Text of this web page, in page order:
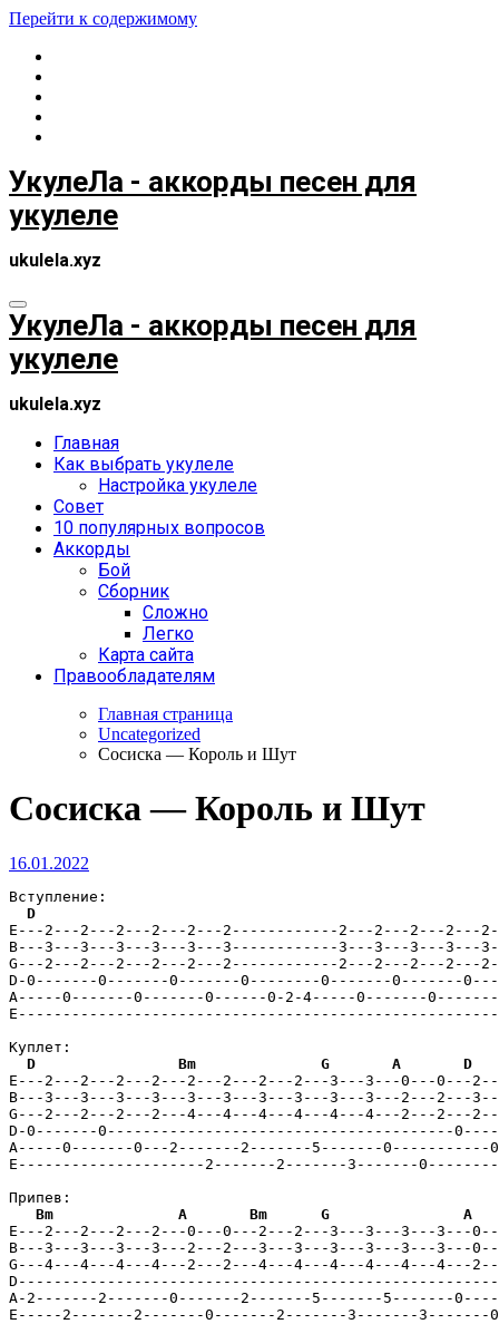
Перейти к содержимому
УкулеЛа - аккорды песен для
укулеле
ukulela.xyz
УкулеЛа - аккорды песен для
укулеле
ukulela.xyz
Главная
Как выбрать укулеле
Настройка укулеле
Совет
10 популярных вопросов
Аккорды
Бой
Сборник
Сложно
Легко
Карта сайта
Правообладателям
Главная страница
Uncategorized
Сосиска — Король и Шут
Сосиска — Король и Шут
16.01.2022
Вступление:
D
E---2---2---2---2---2---
B---3---3---3---3---3---
G---2---2---2---2---2---
D-0-------0-------0-------
A-----0-------0-------
Куплет:
D
Bm G A
D
E---2---2---2---2---2---
B---3---3---3---3---3---
G---2---2---2---2---4---4---4---4---4---
D-0-------
A-----0-------0---2-------
E---------------------2-------2-------3-------
Припев:
Bm
A Bm G
A
E---2---2---2---2---0---0---2---2---3---3---3---3---
B---3---3---3---3---2---2---3---3---3---3---3---3---
G---4---4---4---4---2---2---4---4---4---4---4---4---
A-2-------2-------0-------2-------5-------5-------
E-----2-------2-------0-------2-------3-------3-------